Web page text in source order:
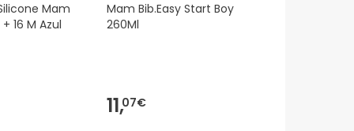
Mam
16 M Azul
Mam Bib.Easy Start Boy
260Ml
11,07€